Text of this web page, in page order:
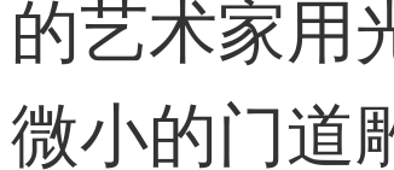
的艺术家用
微小的门道